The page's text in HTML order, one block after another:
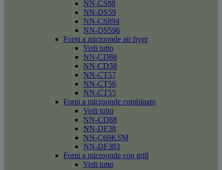
NN-CS88
NN-DS59
NN-CS894
NN-DS596
Forni a microonde air fryer
Vedi tutto
NN-CD88
NN-CD58
NN-CT57
NN-CT56
NN-CT55
Forni a microonde combinato
Vedi tutto
NN-CD88
NN-DF38
NN-C69KSM
NN-DF383
Forni a microonde con grill
Vedi tutto